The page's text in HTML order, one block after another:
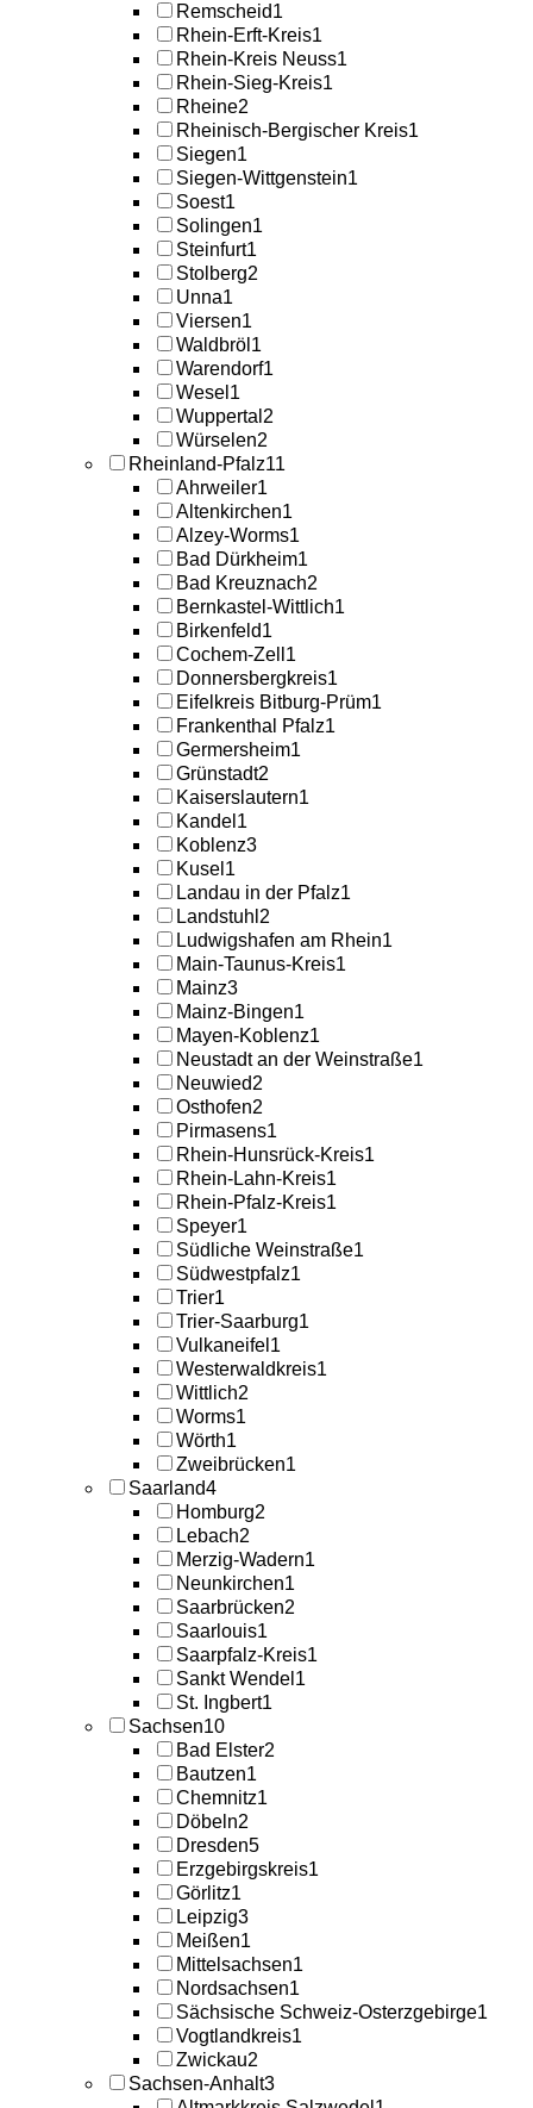
Remscheid1
Rhein-Erft-Kreis1
Rhein-Kreis Neuss1
Rhein-Sieg-Kreis1
Rheine2
Rheinisch-Bergischer Kreis1
Siegen1
Siegen-Wittgenstein1
Soest1
Solingen1
Steinfurt1
Stolberg2
Unna1
Viersen1
Waldbröl 1
Warendorf1
Wesel 1
Wuppertal 2
Würselen2
Rheinland-Pfalz11
Ahrweiler1
Altenkirchen1
Alzey-Worms1
Bad Dürkheim1
Bad Kreuznach2
Bernkastel-Wittlich1
Birkenfeld1
Cochem-Zell 1
Donnersbergkreis1
Eifelkreis Bitburg-Prüm1
Frankenthal Pfalz1
Germersheim1
Grünstadt2
Kaiserslautern1
Kandel 1
Koblenz3
Kusel 1
Landau in der Pfalz1
Landstuhl 2
Ludwigshafen am Rhein1
Main-Taunus-Kreis1
Mainz3
Mainz-Bingen1
Mayen-Koblenz1
Neustadt an der Weinstraße1
Neuwied2
Osthofen2
Pirmasens1
Rhein-Hunsrück-Kreis1
Rhein-Lahn-Kreis1
Rhein-Pfalz-Kreis1
Speyer1
Südliche Weinstraße1
Südwestpfalz1
Trier1
Trier-Saarburg1
Vulkaneifel 1
Westerwaldkreis1
Wittlich2
Worms1
Wörth1
Zweibrücken1
Saarland4
Homburg2
Lebach2
Merzig-Wadern1
Neunkirchen1
Saarbrücken2
Saarlouis1
Saarpfalz-Kreis1
Sankt Wendel 1
St. Ingbert1
Sachsen10
Bad Elster2
Bautzen1
Chemnitz1
Döbeln2
Dresden5
Erzgebirgskreis1
Görlitz1
Leipzig3
Meißen1
Mittelsachsen1
Nordsachsen1
Sächsische Schweiz-Osterzgebirge1
Vogtlandkreis1
Zwickau2
Sachsen-Anhalt3